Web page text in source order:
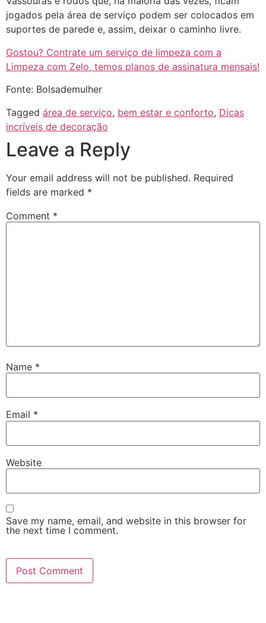
jogados pela área de serviço podem ser colocados em
suportes de parede e, assim, deixar o caminho livre.
Gostou? Contrate um serviço de limpeza com a
Limpeza com Zelo, temos planos de assinatura mensais!
Fonte: Bolsademulher
Tagged área de serviço, bem estar e conforto, Dicas
incríveis de decoração
Leave a Reply
Your email address will not be published. Required
fields are marked *
Comment *
Name *
Email *
Website
Save my name, email, and website in this browser for
the next time I comment.